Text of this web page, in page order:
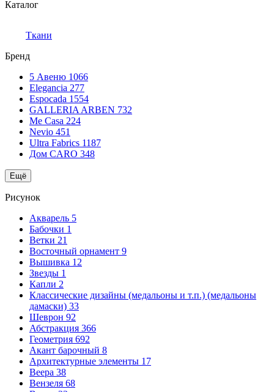
Каталог
Ткани
Бренд
5 Авеню 1066
Elegancia 277
Espocada 1554
GALLERIA ARBEN 732
Me Casa 224
Nevio 451
Ultra Fabrics 1187
Дом CARO 348
Ещё
Рисунок
Акварель 5
Бабочки 1
Ветки 21
Восточный орнамент 9
Вышивка 12
Звезды 1
Капли 2
Классические дизайны (медальоны и т.п.) (медальоны
дамаски) 33
Шеврон 92
Абстракция 366
Геометрия 692
Акант барочный 8
Архитектурные элементы 17
Веера 38
Вензеля 68